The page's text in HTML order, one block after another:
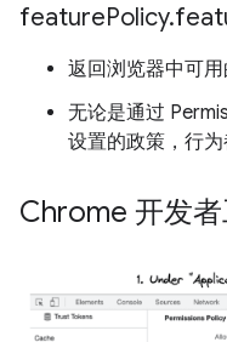
featurePolicy.
返回浏览器中可用
无论是通过
设置的政策，行
Chrome 开发